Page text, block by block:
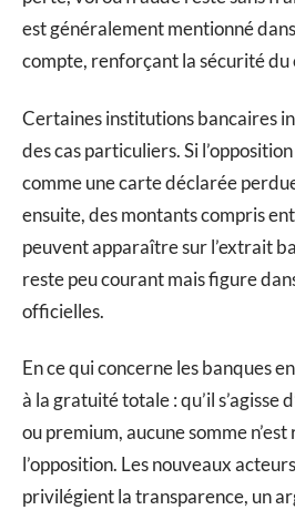
est généralement mentionné
compte, renforçant la sécurité du
Certaines institutions bancaires
des cas particuliers. Si
comme une carte déclarée
ensuite, des montants compris
peuvent apparaître sur l’extrait
reste peu courant mais figure
officielles.
En ce qui concerne les banques
à la gratuité totale : qu’il s’agisse
ou premium, aucune somme
l’opposition. Les nouveaux
privilégient la transparence, un